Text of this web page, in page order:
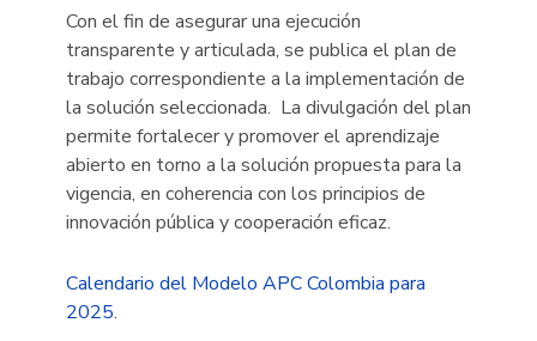
Con el fin de asegurar una ejecución
transparente y articulada, se publica el plan de
trabajo correspondiente a la implementación de
la solución seleccionada. La divulgación del plan
permite fortalecer y promover el aprendizaje
abierto en torno a la solución propuesta para la
vigencia, en coherencia con los principios de
innovación pública y cooperación eficaz.
Calendario del Modelo APC Colombia para
2025.